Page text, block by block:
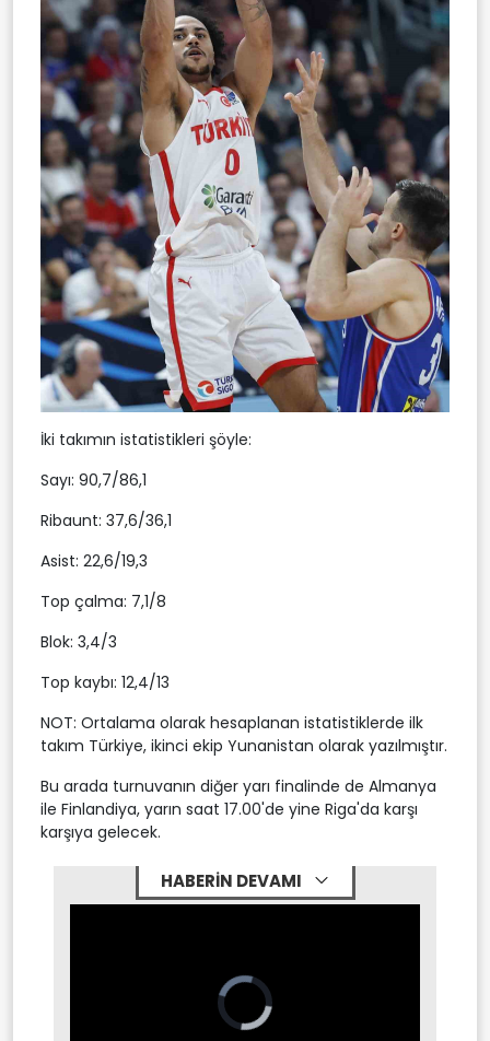
İki takımın istatistikleri şöyle:
Sayı: 90,7/86,1
Ribaunt: 37,6/36,1
Asist: 22,6/19,3
Top çalma: 7,1/8
Blok: 3,4/3
Top kaybı: 12,4/13
NOT: Ortalama olarak hesaplanan istatistiklerde ilk
takım Türkiye, ikinci ekip Yunanistan olarak yazılmıştır.
Bu arada turnuvanın diğer yarı finalinde de Almanya
ile Finlandiya, yarın saat 17.00'de yine Riga'da karşı
karşıya gelecek.
HABERİN DEVAMI